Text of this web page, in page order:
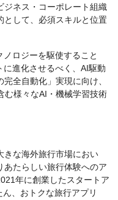
ジネス・コーポレート組織
として、必須スキルと位置
ロジーを駆使すること
進化させるべく、AI駆動
全自動化」実現に向け、
む様々なAI・機械学習技術
きな海外旅行市場におい
あたらしい旅行体験へのア
年に創業したスタートア
、おトクな旅行アプリ